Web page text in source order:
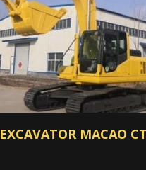
EXCAVATOR MACAO